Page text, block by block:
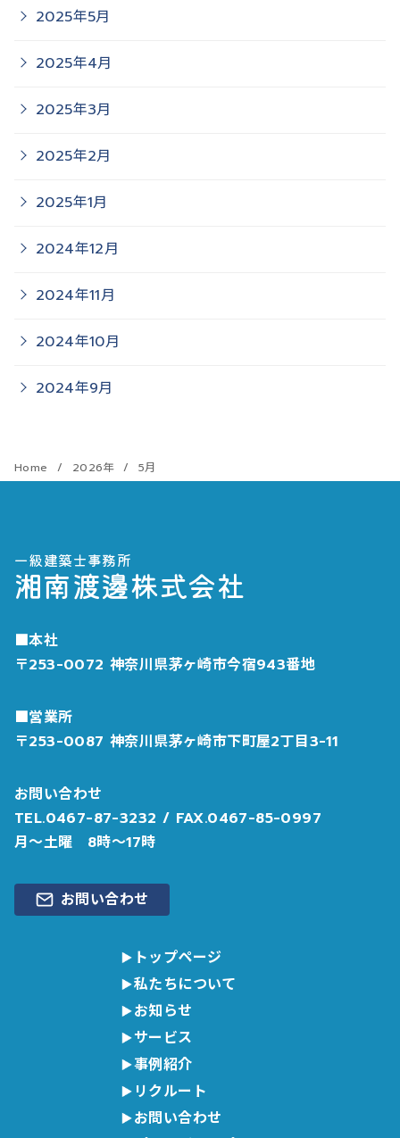
2025年5月
2025年4月
2025年3月
2025年2月
2025年1月
2024年12月
2024年11月
2024年10月
2024年9月
Home 2026年 5月
一級建築士事務所
湘南渡邊株式会社
■本社
〒253-0072 神奈川県茅ヶ崎市今宿943番地
■営業所
〒253-0087 神奈川県茅ヶ崎市下町屋2丁目3-11
お問い合わせ
TEL.0467-87-3232 / FAX.0467-85-0997
月〜土曜 8時〜17時
お問い合わせ
トップページ
私たちについて
お知らせ
サービス
事例紹介
リクルート
お問い合わせ